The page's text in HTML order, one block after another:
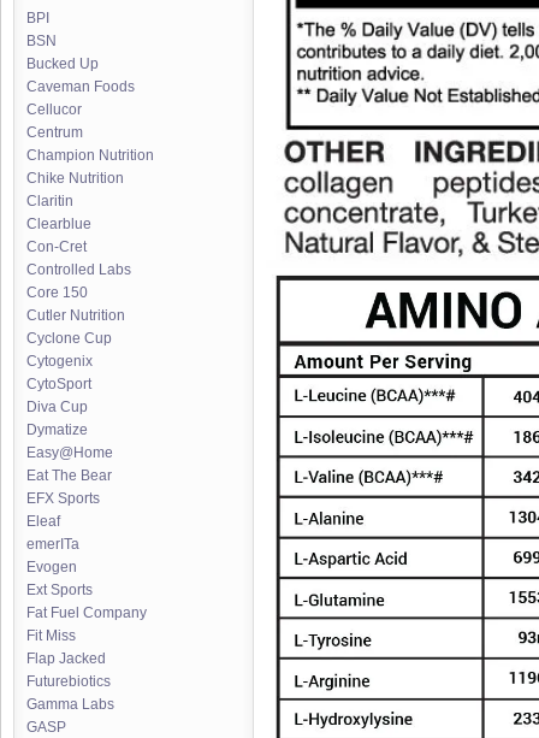
BPI
BSN
Bucked Up
Caveman Foods
Cellucor
Centrum
Champion Nutrition
Chike Nutrition
Claritin
Clearblue
Con-Cret
Controlled Labs
Core 150
Cutler Nutrition
Cyclone Cup
Cytogenix
CytoSport
Diva Cup
Dymatize
Easy@Home
Eat The Bear
EFX Sports
Eleaf
emerITa
Evogen
Ext Sports
Fat Fuel Company
Fit Miss
Flap Jacked
Futurebiotics
Gamma Labs
GASP